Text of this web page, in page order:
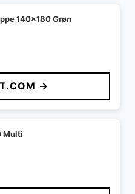
140x180 Grøn
kr..
→
Multi